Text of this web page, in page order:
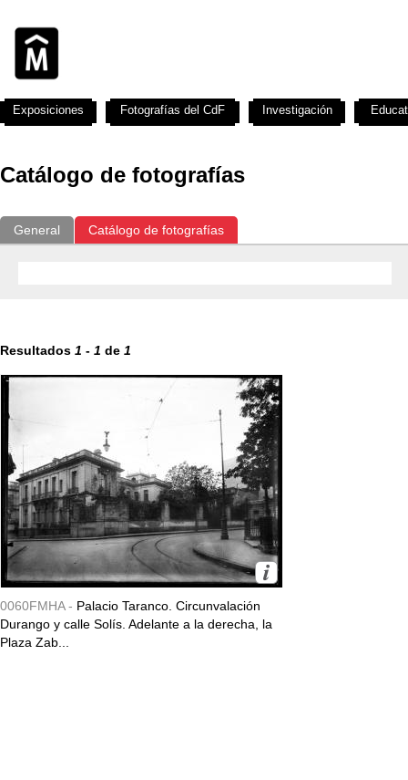
Catálogo de fotografías
General Catálogo de fotografías
Resultados 1 - 1 de 1
0060FMHA - Palacio Taranco. Circunvalación
Durango y calle Solís. Adelante a la derecha, la
Plaza Zab...
Exposiciones Fotografías del CdF Investigación